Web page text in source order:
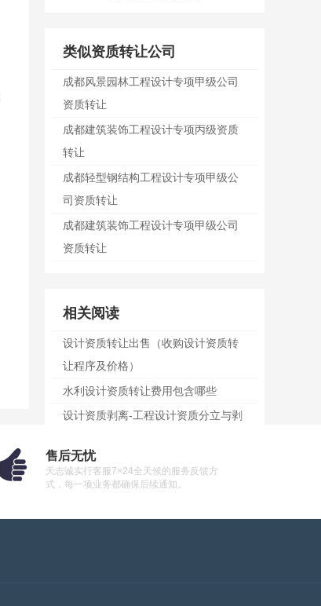
类似资质转让公司
成都风景园林工程设计专项甲级公司
资质转让
成都建筑装饰工程设计专项丙级资质
转让
成都轻型钢结构工程设计专项甲级公
司资质转让
成都建筑装饰工程设计专项甲级公司
资质转让
相关阅读
设计资质转让出售（收购设计资质转
让程序及价格）
水利设计资质转让费用包含哪些
设计资质剥离-工程设计资质分立与剥
市政设计行业乙级资质值钱吗(市政设
计行业乙级转让费多少钱)
售后无忧
天志诚实行客服7×24全天候的服务反馈方
式，每一项业务都确保后续通知。